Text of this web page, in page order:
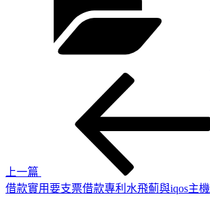
上一篇
借款實用要支票借款專利水飛薊與iqos主機